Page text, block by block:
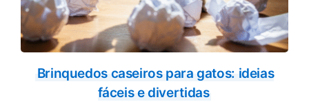
Brinquedos caseiros para gatos: ideias
fáceis e divertidas